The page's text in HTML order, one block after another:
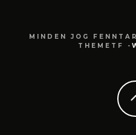
MINDEN JOG
THEMETF -